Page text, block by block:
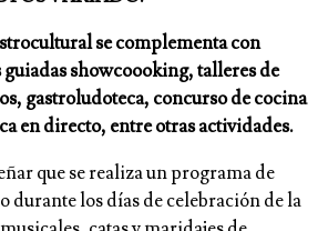
se complementa con
showcoooking, talleres de
gastroludoteca, concurso de cocina
en directo, entre otras actividades.
que se realiza un programa de
durante los días de celebración de la